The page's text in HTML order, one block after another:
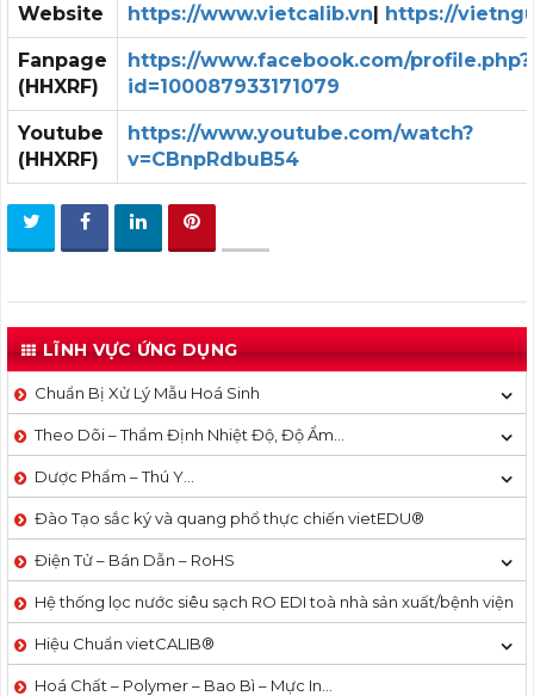
Website https://www.vietcalib.vn| https://
Fanpage
(HHXRF)
https://www.facebook.com/profile.php?
id=100087933171079
Youtube
(HHXRF)
https://www.youtube.com/watch?
v=CBnpRdbuB54
LĨNH VỰC ỨNG DỤNG
Chuẩn Bị Xử Lý Mẫu Hoá Sinh
Theo Dõi – Thẩm Định Nhiệt Độ, Độ Ẩm…
Dược Phẩm – Thú Y…
Đào Tạo sắc ký và quang phổ thực chiến vietEDU®
Điện Tử – Bán Dẫn – RoHS
Hệ thống lọc nước siêu sạch RO EDI​​ toà nhà sản xuất/bệnh viện
Hiệu Chuẩn vietCALIB®
Hoá Chất – Polymer – Bao Bì – Mực In…